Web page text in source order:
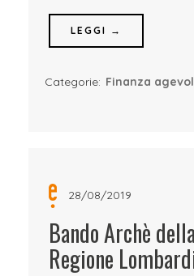
LEGGI →
Categorie: Finanza
28/08/2019
Bando Archè della
Regione